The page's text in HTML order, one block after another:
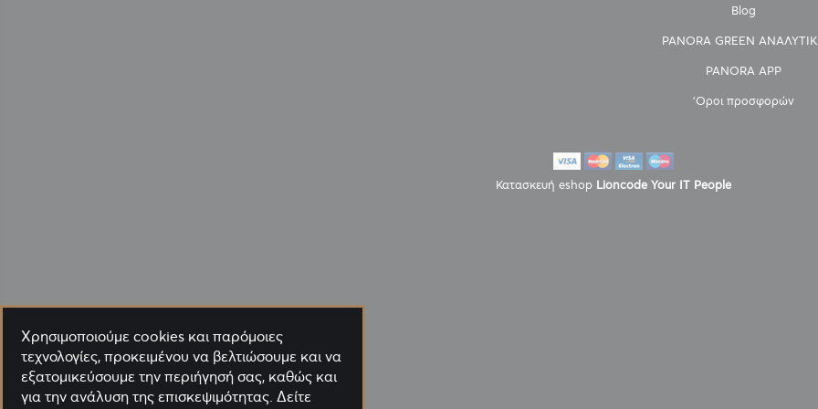
Blog
PANORA GREEN
PANORA APP
'Οροι προσφορών
Κατασκευή eshop Lioncode Your IT People
Χρησιμοποιούμε cookies και παρόμοιες
τεχνολογίες, προκειμένου να βελτιώσουμε και να
εξατομικεύσουμε την περιήγησή σας, καθώς και
για την ανάλυση της επισκεψιμότητας. Δείτε